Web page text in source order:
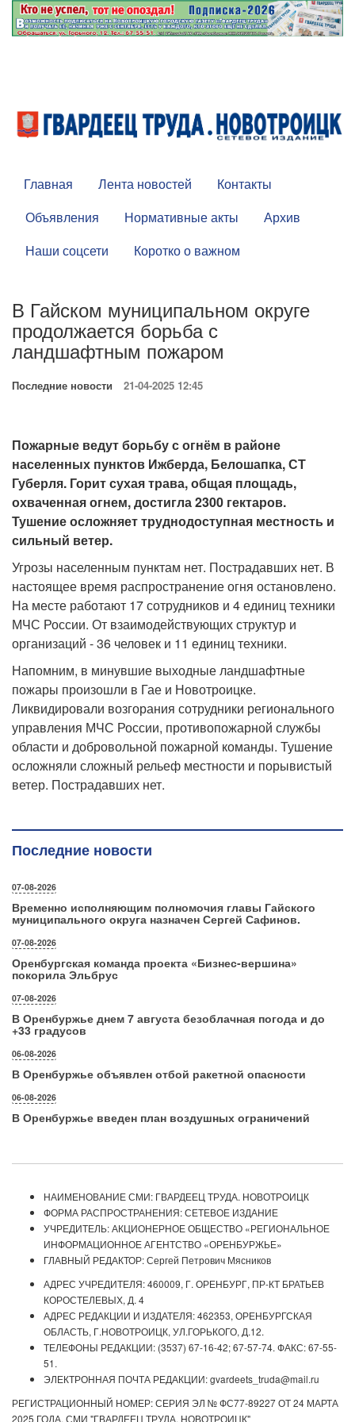
Главная Лента новостей
Контакты
Объявления
Нормативные акты
Архив
Наши соцсети
Коротко о важном
В Гайском муниципальном округе
продолжается борьба с
ландшафтным пожаром
Последние новости 21-04-2025 12:45
Пожарные ведут борьбу с огнём в районе
населенных пунктов Ижберда, Белошапка, СТ
Губерля. Горит сухая трава, общая площадь,
охваченная огнем, достигла 2300 гектаров.
Тушение осложняет труднодоступная местность и
сильный ветер.
Угрозы населенным пунктам нет. Пострадавших нет. В
настоящее время распространение огня остановлено.
На месте работают 17 сотрудников и 4 единиц техники
МЧС России. От взаимодействующих структур и
организаций - 36 человек и 11 единиц техники.
Напомним, в минувшие выходные ландшафтные
пожары произошли в Гае и Новотроицке.
Ликвидировали возгорания сотрудники регионального
управления МЧС России, противопожарной службы
области и добровольной пожарной команды. Тушение
осложняли сложный рельеф местности и порывистый
ветер. Пострадавших нет.
Последние новости
07-08-2026
Временно исполняющим полномочия главы Гайского
муниципального округа назначен Сергей Сафинов.
07-08-2026
Оренбургская команда проекта «Бизнес‑вершина»
покорила Эльбрус
07-08-2026
В Оренбуржье днем 7 августа безоблачная погода и до
+33 градусов
06-08-2026
В Оренбуржье объявлен отбой ракетной опасности
06-08-2026
В Оренбуржье введен план воздушных ограничений
НАИМЕНОВАНИЕ СМИ: ГВАРДЕЕЦ ТРУДА. НОВОТРОИЦК
ФОРМА РАСПРОСТРАНЕНИЯ: СЕТЕВОЕ ИЗДАНИЕ
УЧРЕДИТЕЛЬ: АКЦИОНЕРНОЕ ОБЩЕСТВО «РЕГИОНАЛЬНОЕ
ИНФОРМАЦИОННОЕ АГЕНТСТВО «ОРЕНБУРЖЬЕ»
ГЛАВНЫЙ РЕДАКТОР: Сергей Петрович Мясников
АДРЕС УЧРЕДИТЕЛЯ: 460009, Г. ОРЕНБУРГ, ПР-КТ БРАТЬЕВ
КОРОСТЕЛЕВЫХ, Д. 4
АДРЕС РЕДАКЦИИ И ИЗДАТЕЛЯ: 462353, ОРЕНБУРГСКАЯ
ОБЛАСТЬ, Г.НОВОТРОИЦК, УЛ.ГОРЬКОГО, Д.12.
ТЕЛЕФОНЫ РЕДАКЦИИ: (3537) 67-16-42; 67-57-74. ФАКС: 67-55-
51.
ЭЛЕКТРОННАЯ ПОЧТА РЕДАКЦИИ: gvardeets_truda@mail.ru
РЕГИСТРАЦИОННЫЙ НОМЕР: СЕРИЯ ЭЛ № ФС77-89227 ОТ 24 МАРТА
2025 ГОДА. СМИ "ГВАРДЕЕЦ ТРУДА. НОВОТРОИЦК"